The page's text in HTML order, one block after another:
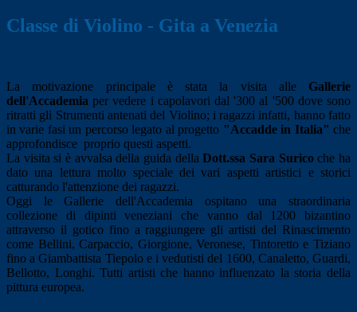
Classe di Violino - Gita a Venezia
La motivazione principale è stata la visita alle Gallerie
dell'Accademia per vedere i capolavori dal '300 al '500 dove sono
ritratti gli Strumenti antenati del Violino; i ragazzi infatti, hanno fatto
in varie fasi un percorso legato al progetto "Accadde in Italia" che
approfondisce proprio questi aspetti.
La visita si è avvalsa della guida dellaDott.ssa Sara Suricoche ha
dato una lettura molto speciale dei vari aspetti artistici e storici
catturando l'attenzione dei ragazzi.
Oggi le Gallerie dell'Accademia ospitano una straordinaria
collezione di dipinti veneziani che vanno dal 1200 bizantino
attraverso il gotico fino a raggiungere gli artisti del Rinascimento
come Bellini, Carpaccio, Giorgione, Veronese, Tintoretto e Tiziano
fino a Giambattista Tiepolo e i vedutisti del 1600, Canaletto, Guardi,
Bellotto, Longhi. Tutti artisti che hanno influenzato la storia della
pittura europea.